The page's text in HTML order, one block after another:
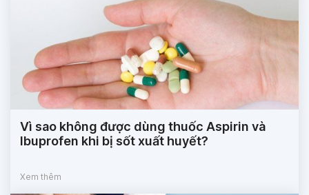
Vì sao không được dùng thuốc Aspirin và
Ibuprofen khi bị sốt xuất huyết?
Xem thêm